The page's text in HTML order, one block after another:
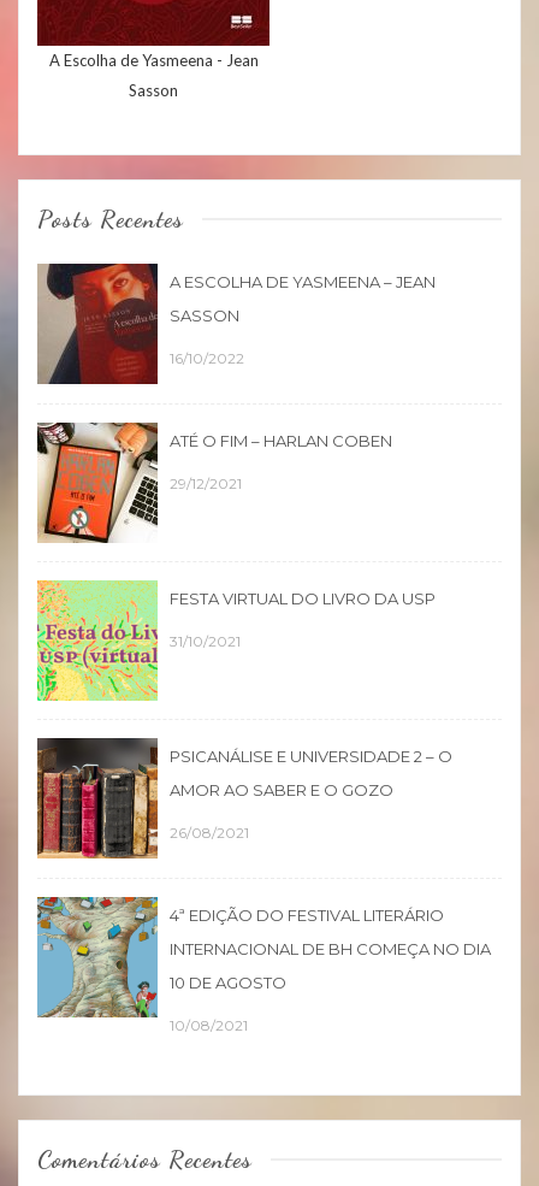
A Escolha de Yasmeena - Jean
Sasson
Posts Recentes
A ESCOLHA DE YASMEENA – JEAN
SASSON
16/10/2022
ATÉ O FIM – HARLAN COBEN
29/12/2021
FESTA VIRTUAL DO LIVRO DA USP
31/10/2021
PSICANÁLISE E UNIVERSIDADE 2 – O
AMOR AO SABER E O GOZO
26/08/2021
4ª EDIÇÃO DO FESTIVAL LITERÁRIO
INTERNACIONAL DE BH COMEÇA NO DIA
10 DE AGOSTO
10/08/2021
Comentários Recentes